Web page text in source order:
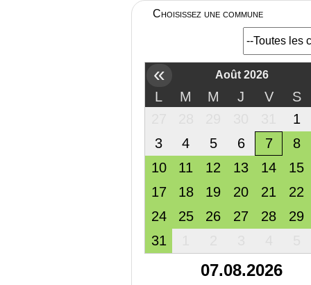
Choisissez une commune
« Août 2026
L M M J V
S
1
3
4 5 6 7
8
10
11 12 13 14
15
17
18 19 20 21
22
24
25 26 27 28
29
31
07.08.2026